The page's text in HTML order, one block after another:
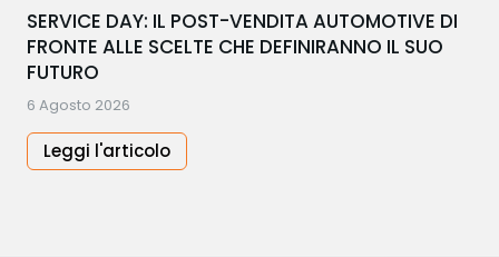
SERVICE DAY: IL POST-VENDITA AUTOMOTIVE DI
FRONTE ALLE SCELTE CHE DEFINIRANNO IL SUO
FUTURO
6 Agosto 2026
Leggi l'articolo